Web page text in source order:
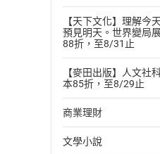
【天下文化】理解今
預見明天。世界變局
88折，至8/31止
【麥田出版】人文社
本85折，至8/29止
商業理財
投資理財
文學小說